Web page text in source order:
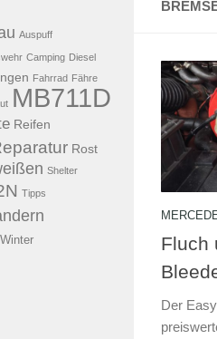
Fluch
Der
Auspuff
Camping Diesel
Fahrrad Fähre
MB711D
Reifen
Rost
Shelter
Tipps
Winter